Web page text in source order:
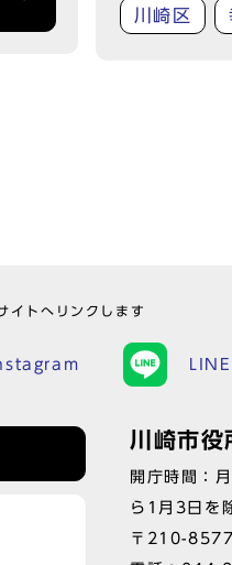
川崎区
イトへリンクします
LINE
川崎市役
開庁時間：
ら1月3日を
〒210-8577